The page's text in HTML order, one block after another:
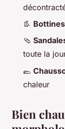
👢
🩴
toute la
🥿
chaleur
Bien